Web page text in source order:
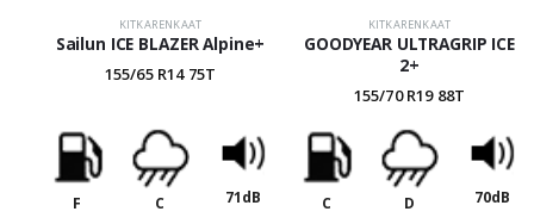
KITKARENKAAT
Sailun ICE BLAZER Alpine+
155/65 R14 75T
F C 71dB
KITKARENKAAT
GOODYEAR ULTRAGRIP ICE
2+
155/70 R19 88T
C D 70dB